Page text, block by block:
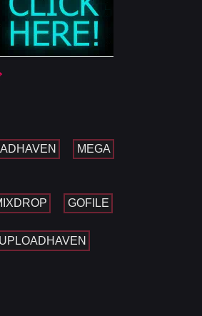
MEGA
GOFILE
UPLOADHAVEN